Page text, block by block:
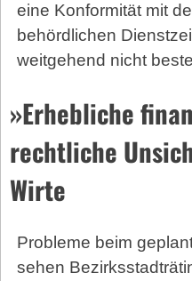
eine Konformität mit
behördlichen
weitgehend nicht
»Erhebliche
rechtliche
Wirte
Probleme beim
sehen